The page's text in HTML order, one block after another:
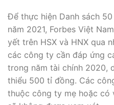
Ở vòng kế tiếp, các công
định lượng trên các tiêu
doanh thu, lợi nhuận, tỉ
(ROE), tỉ lệ thay đổi giá
trên cổ phiếu (EPS) giai
Tiếp theo, Forbes Việt
để đánh giá mức phát